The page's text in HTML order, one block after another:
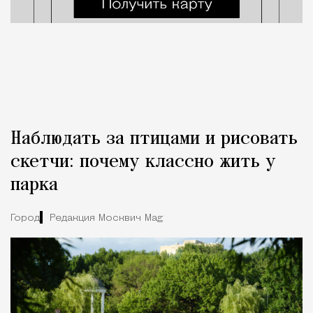
Наблюдать за птицами и рисовать
скетчи: почему классно жить у
парка
Город Редакция Москвич Mag